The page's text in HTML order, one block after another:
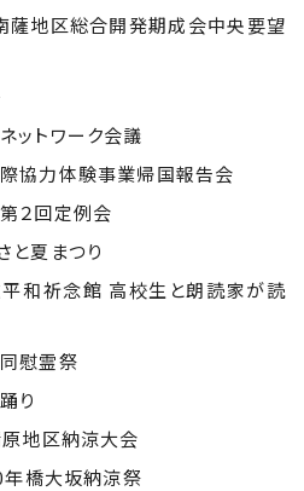
地区総合開発期成会中央要望
トワーク会議
協力体験事業帰国報告会
２回定例会
夏まつり
和祈念館 高校生と朗読家が読
慰霊祭
り
地区納涼大会
橋大坂納涼祭